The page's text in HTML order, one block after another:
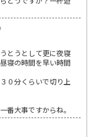
とうとして更に夜寝
寝の時間を早い時間
０分くらいで切り上
番大事ですからね。